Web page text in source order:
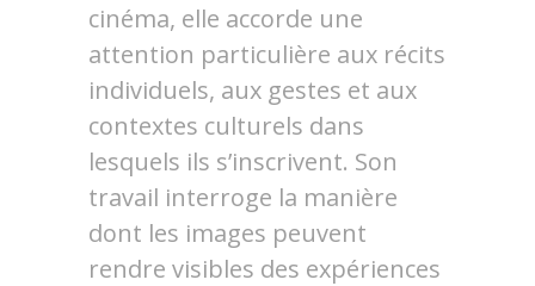
cinéma, elle accorde une
attention particulière aux récits
individuels, aux gestes et aux
contextes culturels dans
lesquels ils s’inscrivent. Son
travail interroge la manière
dont les images peuvent
rendre visibles des expériences